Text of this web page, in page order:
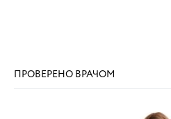
ПРОВЕРЕНО ВРАЧОМ